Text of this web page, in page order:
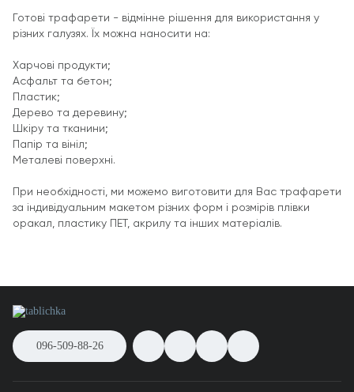
Готові трафарети - відмінне рішення для використання у
різних галузях. Їх можна наносити на:
Харчові продукти;
Асфальт та бетон;
Пластик;
Дерево та деревину;
Шкіру та тканини;
Папір та вініл;
Металеві поверхні.
При необхідності, ми можемо виготовити для Вас трафарети
за індивідуальним макетом різних форм і розмірів плівки
оракал, пластику ПЕТ, акрилу та інших матеріалів.
096-509-88-26